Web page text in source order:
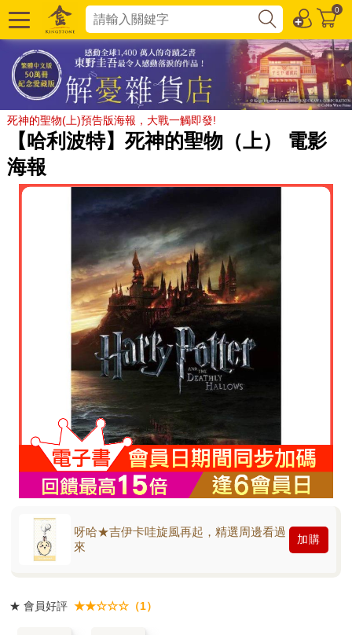
0
死神的聖物(上)預告版海報，大戰一觸即發!
【哈利波特】死神的聖物（上） 電影
海報
呀哈★吉伊卡哇旋風再起，精選周邊看過
來
加購
★ 會員好評 ★★☆☆☆（1）